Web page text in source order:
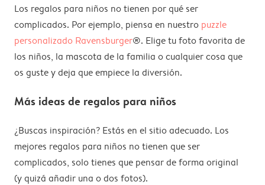
Los regalos para niños no tienen por qué ser
complicados. Por ejemplo, piensa en nuestro puzzle
personalizado Ravensburger®️. Elige tu foto favorita de
los niños, la mascota de la familia o cualquier cosa que
os guste y deja que empiece la diversión.
Más ideas de regalos para niños
¿Buscas inspiración? Estás en el sitio adecuado. Los
mejores regalos para niños no tienen que ser
complicados, solo tienes que pensar de forma original
(y quizá añadir una o dos fotos).